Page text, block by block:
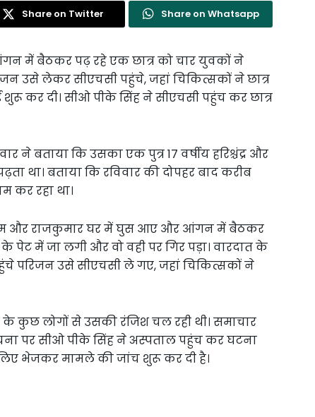
Share on Twitter Share on Whatsapp
में बैठकर पढ़ रहे एक छात्र को चार युवकों ने
उसे लेकर सीएचसी पहुंचे, जहां चिकित्सकों ने छात्र
शुरू कर दी। सीओ पीके सिंह ने सीएचसी पहुंच कर छात्र
ने बताया कि उसका एक पुत्र 17 वर्षीय हरिश्चंद्र और
था। बताया कि रविवार की दोपहर बाद करीब
कर रहा था।
और राजकुमार घर में घुस आए और आंगन में बैठकर
के पेट में जा लगी और वो वही पर गिर पड़ा। वारदात के
परिजन उसे सीएचसी ले गए, जहां चिकित्सकों ने
कुछ लोगों से उसकी रंजिश चल रही थी। समाचार
पर सीओ पीके सिंह ने अस्पताल पहुंच कर घटना
भेजकर मामले की जांच शुरू कर दी है।